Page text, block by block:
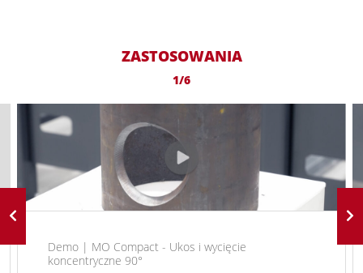
ZASTOSOWANIA
1/6
Demo | MO Compact - Ukos i wycięcie
koncentryczne 90°